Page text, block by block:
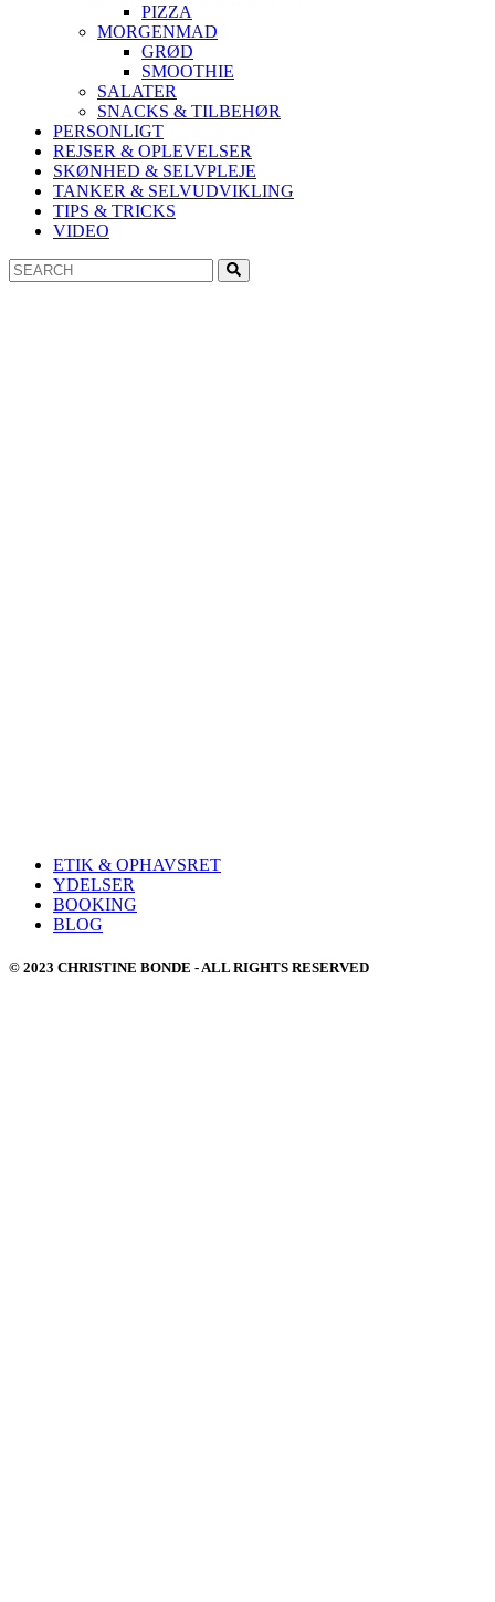
PIZZA
MORGENMAD
GRØD
SMOOTHIE
SALATER
SNACKS & TILBEHØR
PERSONLIGT
REJSER & OPLEVELSER
SKØNHED & SELVPLEJE
TANKER & SELVUDVIKLING
TIPS & TRICKS
VIDEO
Search
for:
ETIK & OPHAVSRET
YDELSER
BOOKING
BLOG
© 2023 CHRISTINE BONDE - ALL RIGHTS RESERVED